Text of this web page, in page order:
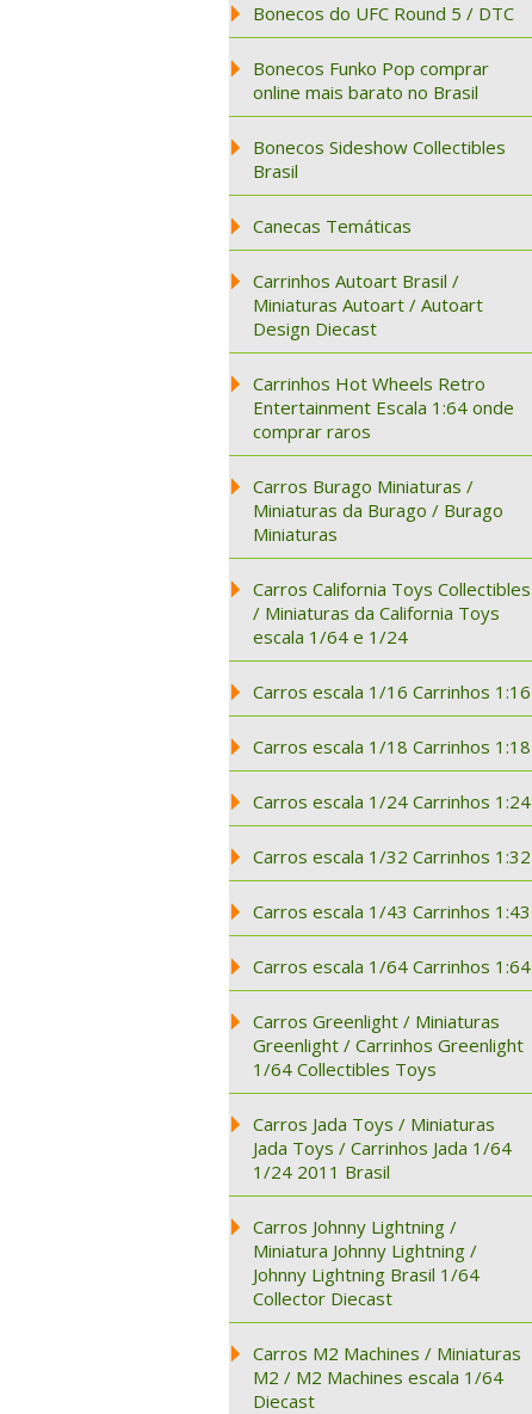
Bonecos do UFC Round 5 / DTC
Bonecos Funko Pop comprar
online mais barato no Brasil
Bonecos Sideshow Collectibles
Brasil
Canecas Temáticas
Carrinhos Autoart Brasil /
Miniaturas Autoart / Autoart
Design Diecast
Carrinhos Hot Wheels Retro
Entertainment Escala 1:64 onde
comprar raros
Carros Burago Miniaturas /
Miniaturas da Burago / Burago
Miniaturas
Carros California Toys Collectibles
/ Miniaturas da California Toys
escala 1/64 e 1/24
Carros escala 1/16 Carrinhos 1:16
Carros escala 1/18 Carrinhos 1:18
Carros escala 1/24 Carrinhos 1:24
Carros escala 1/32 Carrinhos 1:32
Carros escala 1/43 Carrinhos 1:43
Carros escala 1/64 Carrinhos 1:64
Carros Greenlight / Miniaturas
Greenlight / Carrinhos Greenlight
1/64 Collectibles Toys
Carros Jada Toys / Miniaturas
Jada Toys / Carrinhos Jada 1/64
1/24 2011 Brasil
Carros Johnny Lightning /
Miniatura Johnny Lightning /
Johnny Lightning Brasil 1/64
Collector Diecast
Carros M2 Machines / Miniaturas
M2 / M2 Machines escala 1/64
Diecast